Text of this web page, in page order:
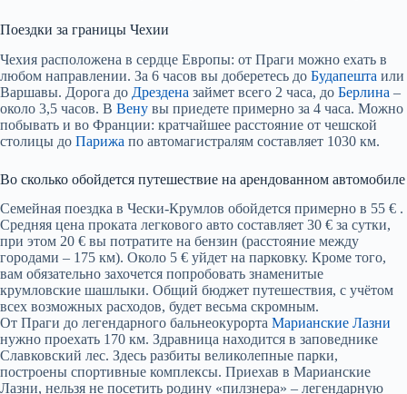
Поездки за границы Чехии
Чехия расположена в сердце Европы: от Праги можно ехать в
любом направлении. За 6 часов вы доберетесь до Будапешта или
Варшавы. Дорога до Дрездена займет всего 2 часа, до Берлина –
около 3,5 часов. В Вену вы приедете примерно за 4 часа. Можно
побывать и во Франции: кратчайшее расстояние от чешской
столицы до Парижа по автомагистралям составляет 1030 км.
Во сколько обойдется путешествие на арендованном автомобиле
Семейная поездка в Чески-Крумлов обойдется примерно в 55 € .
Средняя цена проката легкового авто составляет 30 € за сутки,
при этом 20 € вы потратите на бензин (расстояние между
городами – 175 км). Около 5 € уйдет на парковку. Кроме того,
вам обязательно захочется попробовать знаменитые
крумловские шашлыки. Общий бюджет путешествия, с учётом
всех возможных расходов, будет весьма скромным.
От Праги до легендарного бальнеокурорта Марианские Лазни
нужно проехать 170 км. Здравница находится в заповеднике
Славковский лес. Здесь разбиты великолепные парки,
построены спортивные комплексы. Приехав в Марианские
Лазни, нельзя не посетить родину «пилзнера» – легендарную